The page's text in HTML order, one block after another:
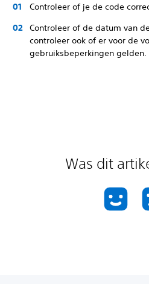
Controleer of je de code
Controleer of de datum van
controleer ook of er voor de
gebruiksbeperkingen gelden.
Was dit